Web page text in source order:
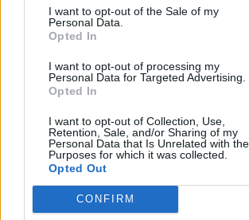
I want to opt-out of the Sale of my
Personal Data.
Opted In
I want to opt-out of processing my
Personal Data for Targeted Advertising.
Opted In
I want to opt-out of Collection, Use,
Retention, Sale, and/or Sharing of my
Personal Data that Is Unrelated with the
Purposes for which it was collected.
Opted Out
CONFIRM
μεταναστευτική πολιτική
10 Αυγούστου, 2026
Πρωτεΐνη: Πόση χρειαζόμαστε πραγματικά
καλά – Πότε η υπερβολή γυρίζει μπούμερανγκ
10 Αυγούστου, 2026
Οι ταινίες-σταθμοί στην καριέρα του